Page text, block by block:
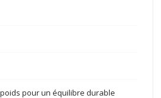
pour un équilibre durable